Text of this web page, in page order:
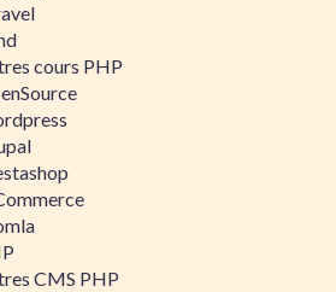
cours PHP
CMS PHP